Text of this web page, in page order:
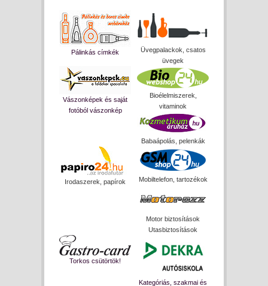
Pálinkás címkék
Üvegpalackok, csatos
üvegek
Vászonképek és saját
fotóból vászonkép
Bioélelmiszerek,
vitaminok
Babaápolás, pelenkák
Irodaszerek, papírok Mobiltelefon, tartozékok
Motor biztosítások
Utasbiztosítások
Torkos csütörtök!
Kategóriás, szakmai és